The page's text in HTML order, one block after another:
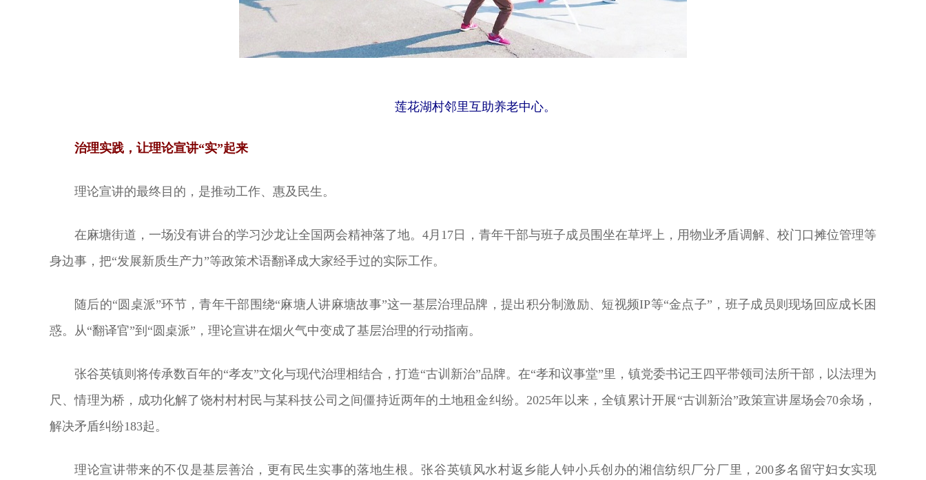
莲花湖村邻里互助养老中心。
治理实践，让理论宣讲“实”起来
理论宣讲的最终目的，是推动工作、惠及民生。
在麻塘街道，一场没有讲台的学习沙龙让全国两会精神落了地。4月17日，青年干部与班子成员围坐在草坪上，用物业矛盾调解、校门口摊位管理等
身边事，把“发展新质生产力”等政策术语翻译成大家经手过的实际工作。
随后的“圆桌派”环节，青年干部围绕“麻塘人讲麻塘故事”这一基层治理品牌，提出积分制激励、短视频IP等“金点子”，班子成员则现场回应成长困
惑。从“翻译官”到“圆桌派”，理论宣讲在烟火气中变成了基层治理的行动指南。
张谷英镇则将传承数百年的“孝友”文化与现代治理相结合，打造“古训新治”品牌。在“孝和议事堂”里，镇党委书记王四平带领司法所干部，以法理为
尺、情理为桥，成功化解了饶村村村民与某科技公司之间僵持近两年的土地租金纠纷。2025年以来，全镇累计开展“古训新治”政策宣讲屋场会70余场，
解决矛盾纠纷183起。
理论宣讲带来的不仅是基层善治，更有民生实事的落地生根。张谷英镇风水村返乡能人钟小兵创办的湘信纺织厂分厂里，200多名留守妇女实现